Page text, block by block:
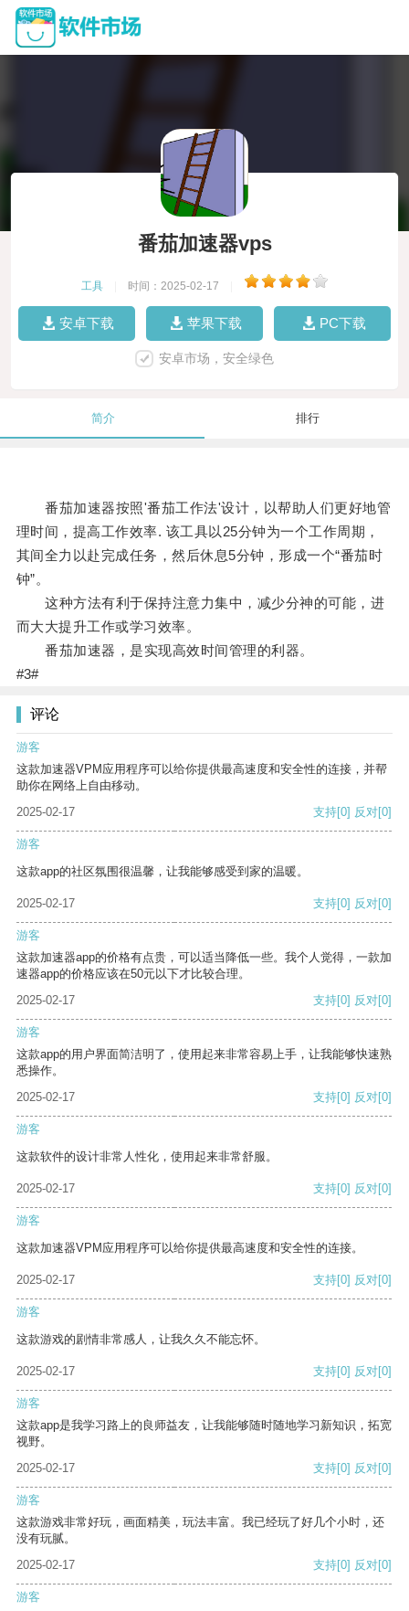
番茄加速器vps
工具 时间：2025-02-17
安卓下载 苹果下载 PC下载
安卓市场，安全绿色
简介 排行
番茄加速器按照'番茄工作法'设计，以帮助人们更好地管
理时间，提高工作效率. 该工具以25分钟为一个工作周期，
其间全力以赴完成任务，然后休息5分钟，形成一个“番茄时
钟”。
这种方法有利于保持注意力集中，减少分神的可能，进
而大大提升工作或学习效率。
番茄加速器，是实现高效时间管理的利器。
#3#
评论
游客
这款加速器VPM应用程序可以给你提供最高速度和安全性的连接，并帮
助你在网络上自由移动。
2025-02-17
支持[0] 反对[0]
游客
这款app的社区氛围很温馨，让我能够感受到家的温暖。
2025-02-17 支持[0] 反对[0]
游客
这款加速器app的价格有点贵，可以适当降低一些。我个人觉得，一款加
速器app的价格应该在50元以下才比较合理。
2025-02-17
支持[0] 反对[0]
游客
这款app的用户界面简洁明了，使用起来非常容易上手，让我能够快速熟
悉操作。
2025-02-17
支持[0] 反对[0]
游客
这款软件的设计非常人性化，使用起来非常舒服。
2025-02-17 支持[0] 反对[0]
游客
这款加速器VPM应用程序可以给你提供最高速度和安全性的连接。
2025-02-17 支持[0] 反对[0]
游客
这款游戏的剧情非常感人，让我久久不能忘怀。
2025-02-17 支持[0] 反对[0]
游客
这款app是我学习路上的良师益友，让我能够随时随地学习新知识，拓宽
视野。
2025-02-17
支持[0] 反对[0]
游客
这款游戏非常好玩，画面精美，玩法丰富。我已经玩了好几个小时，还
没有玩腻。
2025-02-17
支持[0] 反对[0]
游客